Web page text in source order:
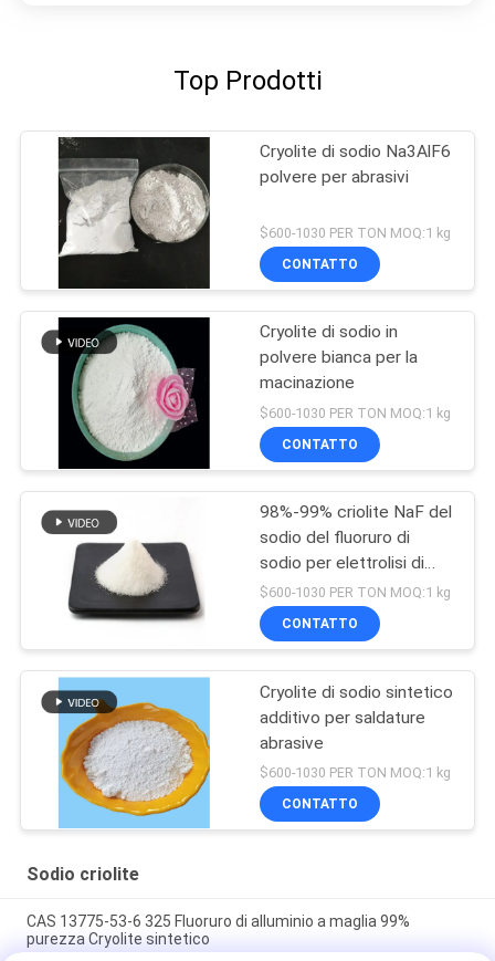
Top Prodotti
Cryolite di sodio Na3AlF6
polvere per abrasivi
$600-1030 PER TON MOQ:1 kg
CONTATTO
Cryolite di sodio in
polvere bianca per la
macinazione
$600-1030 PER TON MOQ:1 kg
CONTATTO
98%-99% criolite NaF del
sodio del fluoruro di
sodio per elettrolisi di
alluminio
$600-1030 PER TON MOQ:1 kg
CONTATTO
Cryolite di sodio sintetico
additivo per saldature
abrasive
$600-1030 PER TON MOQ:1 kg
CONTATTO
Sodio criolite
CAS 13775-53-6 325 Fluoruro di alluminio a maglia 99%
purezza Cryolite sintetico